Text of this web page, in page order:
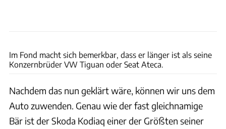
Im Fond macht sich bemerkbar, dass er länger ist als seine
Konzernbrüder VW Tiguan oder Seat Ateca.
Nachdem das nun geklärt wäre, können wir uns dem
Auto zuwenden. Genau wie der fast gleichnamige
Bär ist der Skoda Kodiaq einer der Größten seiner